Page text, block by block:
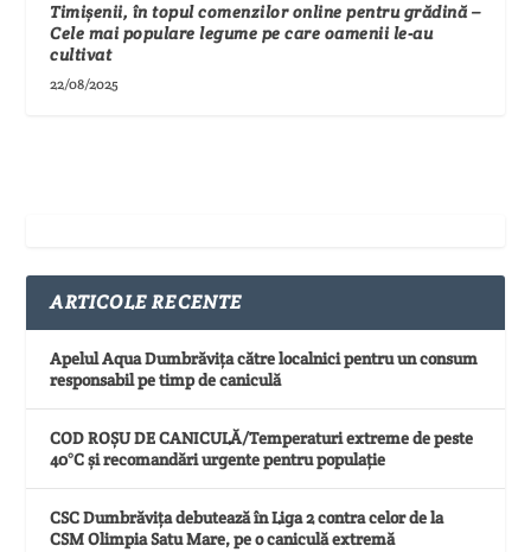
Timișenii, în topul comenzilor online pentru grădină –
Cele mai populare legume pe care oamenii le-au
cultivat
22/08/2025
ARTICOLE RECENTE
Apelul Aqua Dumbrăvița către localnici pentru un consum
responsabil pe timp de caniculă
COD ROȘU DE CANICULĂ/Temperaturi extreme de peste
40°C și recomandări urgente pentru populație
CSC Dumbrăvița debutează în Liga 2 contra celor de la
CSM Olimpia Satu Mare, pe o caniculă extremă